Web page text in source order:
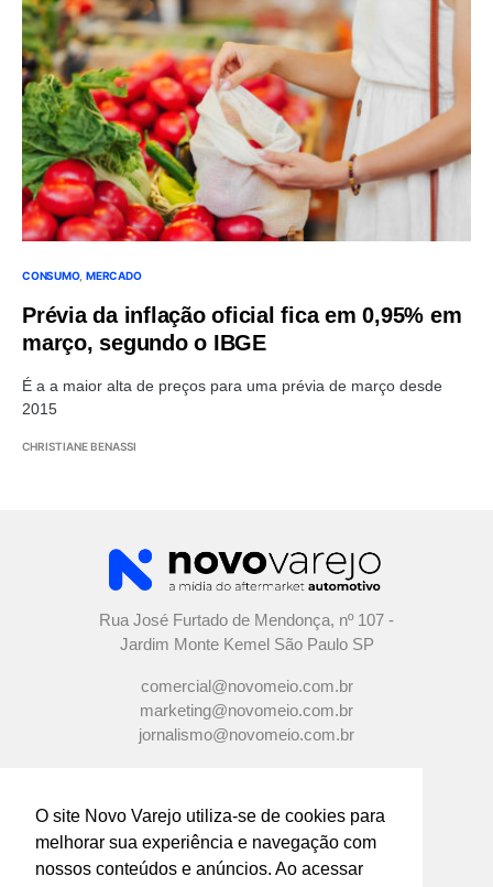
O site Novo Varejo utiliza-se de cookies para
melhorar sua experiência e navegação com
nossos conteúdos e anúncios. Ao acessar
CONSUMO MERCADO
Prévia da inflação oficial fica em 0,95% em
março, segundo o IBGE
É a a maior alta de preços para uma prévia de março desde
2015
CHRISTIANE BENASSI
Rua José Furtado de Mendonça, nº 107 -
Jardim Monte Kemel São Paulo SP
comercial@novomeio.com.br
marketing@novomeio.com.br
jornalismo@novomeio.com.br
CONFIRA AS NOSSAS REDES
SOCIAIS